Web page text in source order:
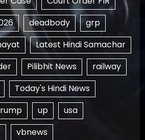
deadbody
grp
Latest Hindi Samachar
Pilibhit News
railway
Today's Hindi News
up
usa
vbnews